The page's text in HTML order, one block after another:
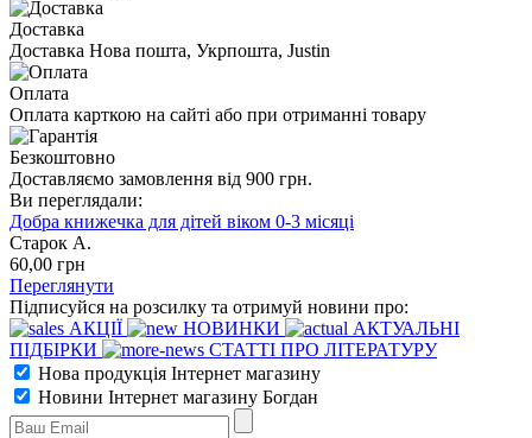
Доставка
Доставка Нова пошта, Укрпошта, Justin
Оплата
Оплата карткою на сайті або при отриманні товару
Безкоштовно
Доставляємо замовлення від 900 грн.
Ви переглядали:
Добра книжечка для дітей віком 0-3 місяці
Старок А.
60,00 грн
Переглянути
Підписуйся на розсилку та отримуй новини про:
АКЦІЇ
НОВИНКИ
АКТУАЛЬНІ
ПІДБІРКИ
СТАТТІ ПРО ЛІТЕРАТУРУ
Нова продукція Інтернет магазину
Новини Інтернет магазину Богдан